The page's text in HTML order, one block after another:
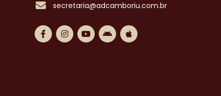
secretaria@adcamboriu.com.br